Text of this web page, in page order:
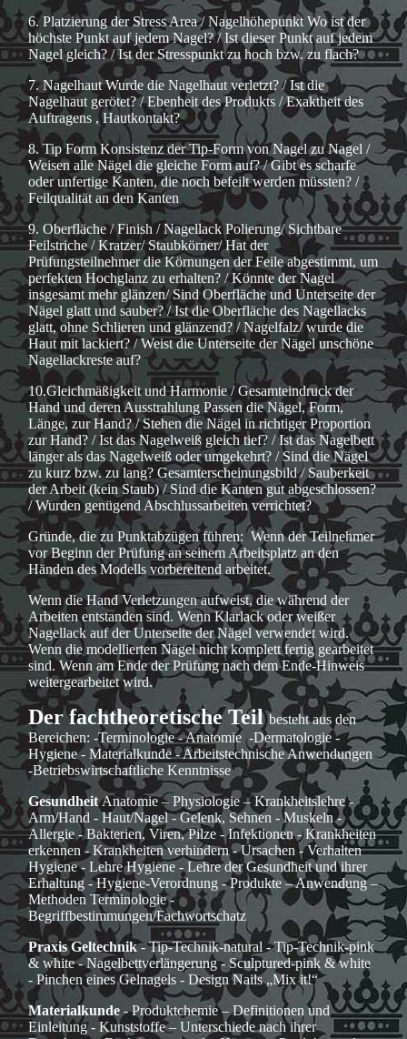
6. Platzierung der Stress Area / Nagelhöhepunkt Wo ist der
höchste Punkt auf jedem Nagel? / Ist dieser Punkt auf jedem
Nagel gleich? / Ist der Stresspunkt zu hoch bzw. zu flach?
7. Nagelhaut Wurde die Nagelhaut verletzt? / Ist die
Nagelhaut gerötet? / Ebenheit des Produkts / Exaktheit des
Auftragens , Hautkontakt?
8. Tip Form Konsistenz der Tip-Form von Nagel zu Nagel /
Weisen alle Nägel die gleiche Form auf? / Gibt es scharfe
oder unfertige Kanten, die noch befeilt werden müssten? /
Feilqualität an den Kanten
9. Oberfläche / Finish / Nagellack Polierung/ Sichtbare
Feilstriche / Kratzer/ Staubkörner/ Hat der
Prüfungsteilnehmer die Körnungen der Feile abgestimmt, um
perfekten Hochglanz zu erhalten? / Könnte der Nagel
insgesamt mehr glänzen/ Sind Oberfläche und Unterseite der
Nägel glatt und sauber? / Ist die Oberfläche des Nagellacks
glatt, ohne Schlieren und glänzend? / Nagelfalz/ wurde die
Haut mit lackiert? / Weist die Unterseite der Nägel unschöne
Nagellackreste auf?
10.Gleichmäßigkeit und Harmonie / Gesamteindruck der
Hand und deren Ausstrahlung Passen die Nägel, Form,
Länge, zur Hand? / Stehen die Nägel in richtiger Proportion
zur Hand? / Ist das Nagelweiß gleich tief? / Ist das Nagelbett
länger als das Nagelweiß oder umgekehrt? / Sind die Nägel
zu kurz bzw. zu lang? Gesamterscheinungsbild / Sauberkeit
der Arbeit (kein Staub) / Sind die Kanten gut abgeschlossen?
/ Wurden genügend Abschlussarbeiten verrichtet?
Gründe, die zu Punktabzügen führen: Wenn der Teilnehmer
vor Beginn der Prüfung an seinem Arbeitsplatz an den
Händen des Modells vorbereitend arbeitet.
Wenn die Hand Verletzungen aufweist, die während der
Arbeiten entstanden sind. Wenn Klarlack oder weißer
Nagellack auf der Unterseite der Nägel verwendet wird.
Wenn die modellierten Nägel nicht komplett fertig gearbeitet
sind. Wenn am Ende der Prüfung nach dem Ende-Hinweis
weitergearbeitet wird.
Der fachtheoretische Teilbesteht aus den
Bereichen: -Terminologie - Anatomie -Dermatologie -
Hygiene - Materialkunde - Arbeitstechnische Anwendungen
-Betriebswirtschaftliche Kenntnisse
GesundheitAnatomie – Physiologie – Krankheitslehre -
Arm/Hand - Haut/Nagel - Gelenk, Sehnen - Muskeln -
Allergie - Bakterien, Viren, Pilze - Infektionen - Krankheiten
erkennen - Krankheiten verhindern - Ursachen - Verhalten
Hygiene - Lehre Hygiene - Lehre der Gesundheit und ihrer
Erhaltung - Hygiene-Verordnung - Produkte – Anwendung –
Methoden Terminologie -
Begriffbestimmungen/Fachwortschatz
Praxis Geltechnik- Tip-Technik-natural - Tip-Technik-pink
& white - Nagelbettverlängerung - Sculptured-pink & white
- Pinchen eines Gelnagels - Design Nails „Mix it!“
Materialkunde - Produktchemie – Definitionen und
Einleitung - Kunststoffe – Unterschiede nach ihrer